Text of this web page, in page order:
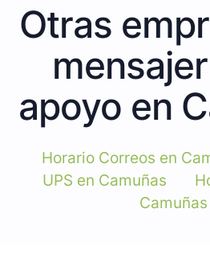
Otras
apoyo en
Horario Correos en
UPS en Camuñas
Camuñas